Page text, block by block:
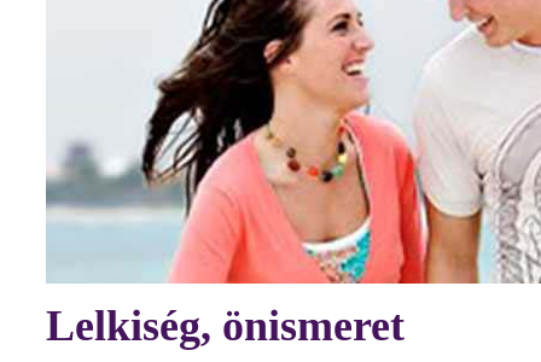
Lelkiség, önismeret